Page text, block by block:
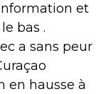
et
bas .
a sans peur
en hausse à